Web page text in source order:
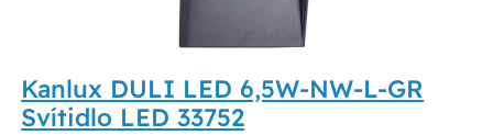
Kanlux DULI LED 6,5W-NW-L-GR
Svítidlo LED 33752